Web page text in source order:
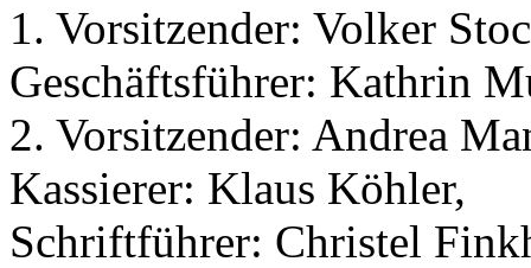
1. Vorsitzender: Volker
Geschäftsführer: Kathrin
2. Vorsitzender: Andrea
Kassierer: Klaus Köhler,
Schriftführer: Christel